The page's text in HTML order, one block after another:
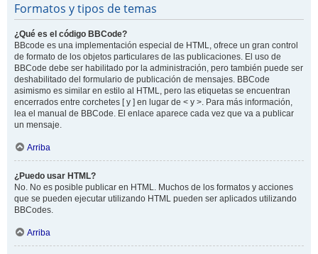
Formatos y tipos de temas
¿Qué es el código BBCode?
BBcode es una implementación especial de HTML, ofrece un gran control
de formato de los objetos particulares de las publicaciones. El uso de
BBCode debe ser habilitado por la administración, pero también puede ser
deshabilitado del formulario de publicación de mensajes. BBCode
asimismo es similar en estilo al HTML, pero las etiquetas se encuentran
encerrados entre corchetes [ y ] en lugar de < y >. Para más información,
lea el manual de BBCode. El enlace aparece cada vez que va a publicar
un mensaje.
Arriba
¿Puedo usar HTML?
No. No es posible publicar en HTML. Muchos de los formatos y acciones
que se pueden ejecutar utilizando HTML pueden ser aplicados utilizando
BBCodes.
Arriba